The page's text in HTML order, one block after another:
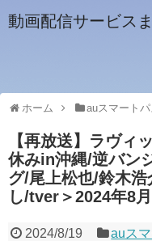
動画配信サービス
ホーム auスマート
【再放送】ラヴィ
休みin沖縄/逆バン
グ/尾上松也/鈴木
し/tver＞2024年8
2024/8/19 auス